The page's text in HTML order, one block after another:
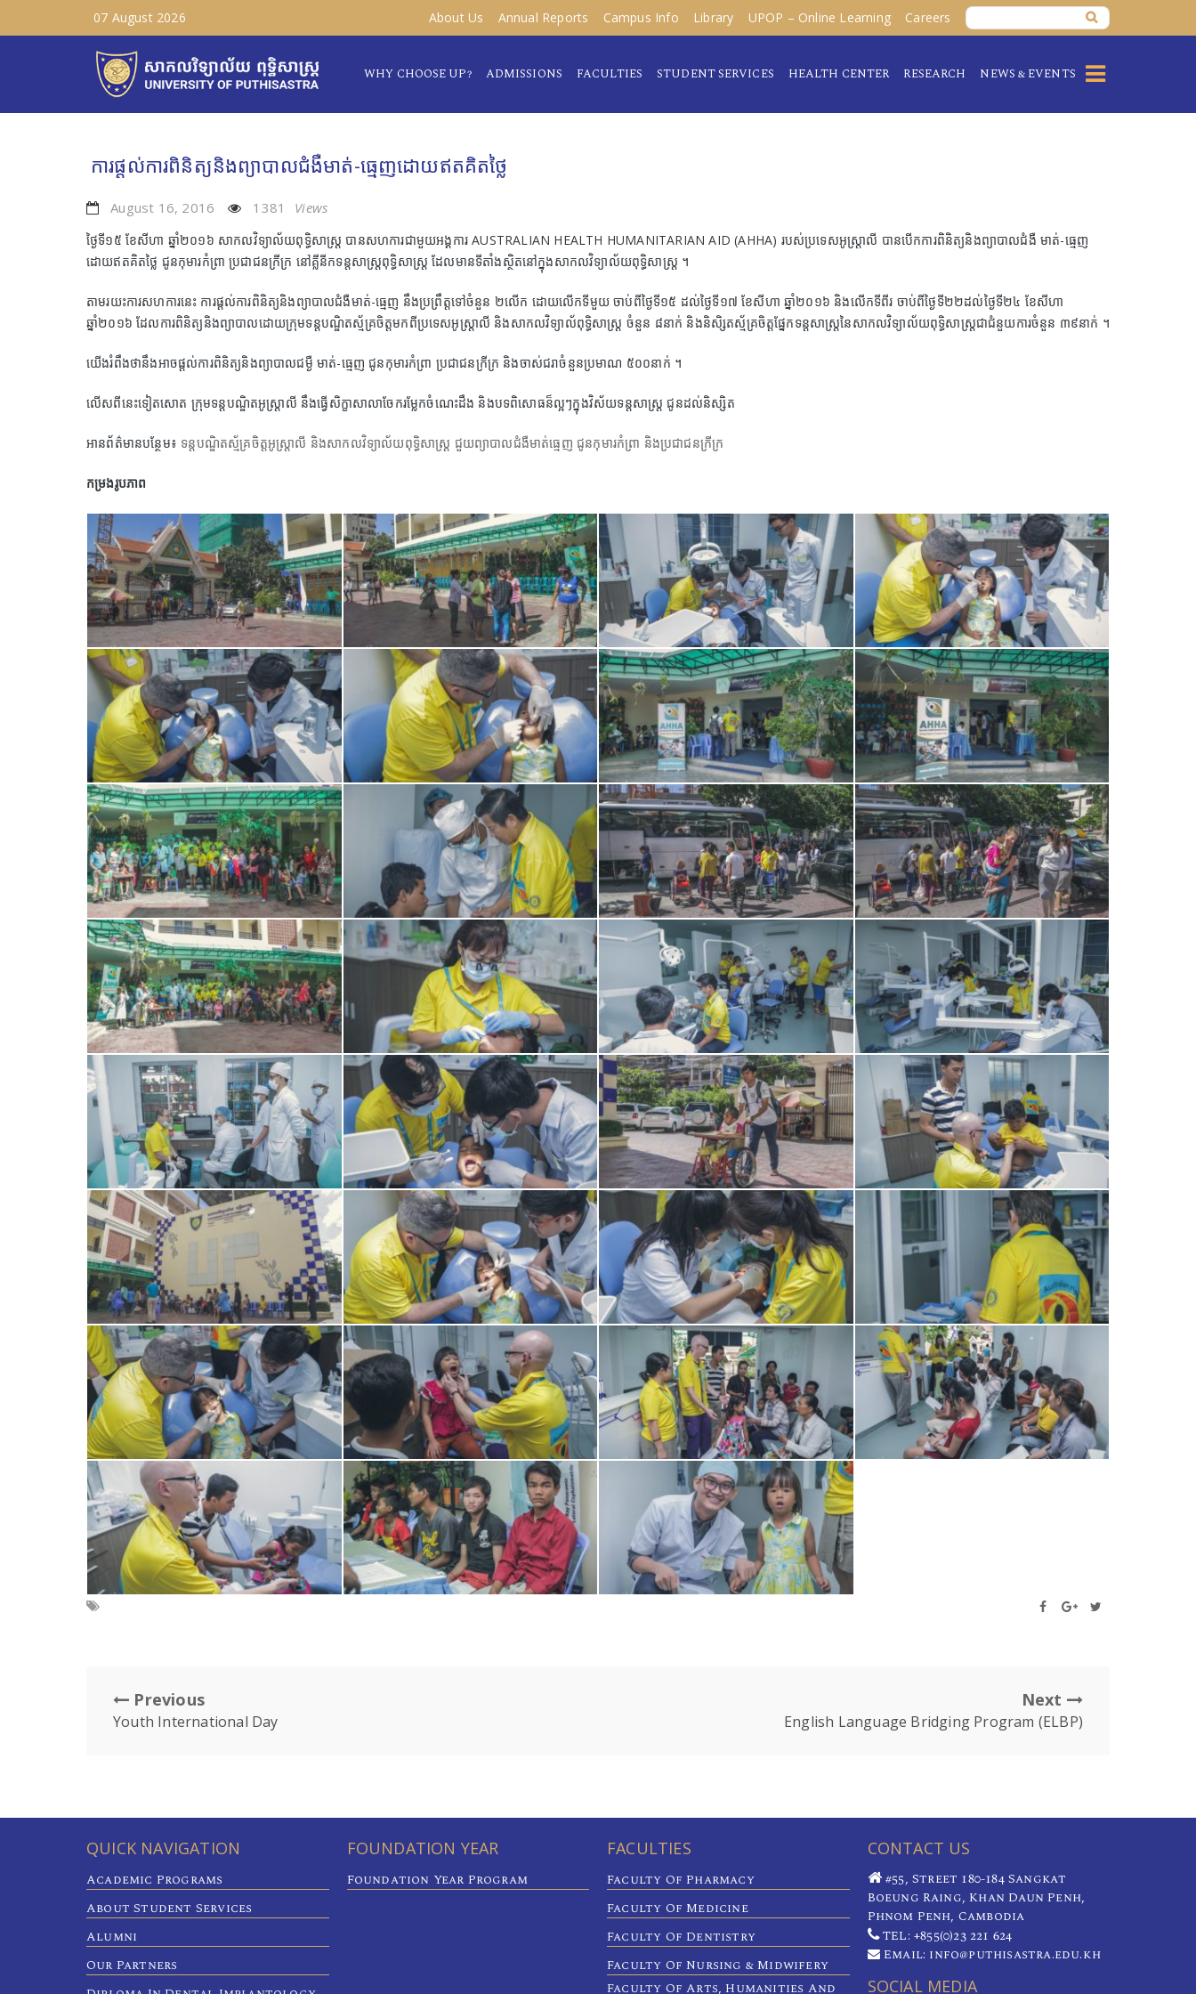
07 August 2026 About Us Annual Reports Campus Info Library UPOP – Online Learning Careers
WHY CHOOSE UP? ADMISSIONS FACULTIES STUDENT SERVICES HEALTH CENTER RESEARCH NEWS & EVENTS
ការផ្តល់ការពិនិត្យនិងព្យាបាលជំងឺមាត់-ធ្មេញដោយឥតគិតថ្លៃ
August 16, 2016 1381 Views
ថ្ងៃទី១៥ ខែសីហា ឆ្នាំ២០១៦ សាកលវិទ្យាល័យពុទ្ធិសាស្ត្រ បានសហការជាមួយអង្គការ AUSTRALIAN HEALTH HUMANITARIAN AID (AHHA) របស់ប្រទេសអូស្ត្រាលី បានបើកការពិនិត្យនិងព្យាបាលជំងឺ មាត់-ធ្មេញ
ដោយឥតគិតថ្លៃ ជូនកុមារកំព្រា ប្រជាជនក្រីក្រ នៅគ្លីនីកទន្តសាស្រ្តពុទ្ធិសាស្រ្ត ដែលមានទីតាំងស្ថិតនៅក្នុងសាកលវិទ្យាល័យពុទ្ធិសាស្រ្ត ។
តាមរយះការសហការនេះ ការផ្តល់ការពិនិត្យនិងព្យាបាលជំងឺមាត់-ធ្មេញ នឹងប្រព្រឹត្តទៅចំនួន ២លើក ដោយលើកទីមួយ ចាប់ពីថ្ងៃទី១៥ ដល់ថ្ងៃទី១៧ ខែសីហា ឆ្នាំ២០១៦ និងលើកទីពីរ ចាប់ពីថ្ងៃទី២២ដល់ថ្ងៃទី២៤ ខែសីហា
ឆ្នាំ២០១៦ ដែលការពិនិត្យនិងព្យាបាលដោយក្រុមទន្តបណ្ឌិតស័្មគ្រចិត្តមកពីប្រទេសអូស្ត្រាលី និងសាកលវិទ្យាល័ពុទ្ធិសាស្ត្រ ចំនួន ៨នាក់ និងនិសិ្សតស្ម័គ្រចិត្តផ្នែកទន្តសាស្ត្រនៃសាកលវិទ្យាល័យពុទ្ធិសាស្ត្រជាជំនួយការចំនួន ៣៩នាក់ ។
យើងរំពឹងថានឹងអាចផ្តល់ការពិនិត្យនិងព្យាបាលជម្ងឺ មាត់-ធ្មេញ ជូនកុមារកំព្រា ប្រជាជនក្រីក្រ និងចាស់ជរាចំនួនប្រមាណ ៥០០នាក់ ។
លើសពីនេះទៀតសោត ក្រុមទន្តបណ្ឌិតអូស្ត្រាលី នឹងធ្វើសិក្ខាសាលាចែករម្លែកចំណេះដឹង និងបទពិសោធន៏ល្អៗក្នុងវិស័យទន្តសាស្ត្រ ជូនដល់និស្សិត
អានព័ត៌មានបន្ថែម៖ ទន្តបណ្ឌិតស្ម័គ្រចិត្តអូស្ត្រាលី និងសាកលវិទ្យាល័យពុទ្ធិសាស្ត្រ ជួយព្យាបាលជំងឺមាត់ធ្មេញ ជូនកុមារកំព្រា និងប្រជាជនក្រីក្រ
កម្រងរូបភាព
Previous
Youth International Day
Next
English Language Bridging Program (ELBP)
QUICK NAVIGATION
Academic Programs
About Student Services
Alumni
Our Partners
FOUNDATION YEAR
Foundation Year Program
FACULTIES
Faculty Of Pharmacy
Faculty Of Medicine
Faculty Of Dentistry
Faculty Of Nursing & Midwifery
Faculty Of Arts, Humanities And
CONTACT US
#55, Street 180-184 Sangkat
Boeung Raing, Khan Daun Penh,
Phnom Penh, Cambodia
TEL: +855(0)23 221 624
Email: info@puthisastra.edu.kh
SOCIAL MEDIA